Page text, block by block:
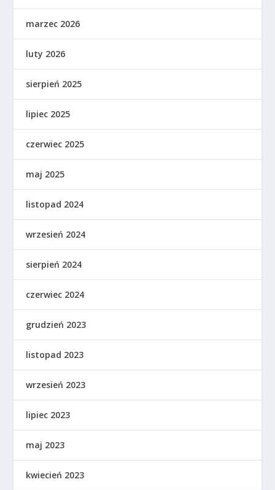
marzec 2026
luty 2026
sierpień 2025
lipiec 2025
czerwiec 2025
maj 2025
listopad 2024
wrzesień 2024
sierpień 2024
czerwiec 2024
grudzień 2023
listopad 2023
wrzesień 2023
lipiec 2023
maj 2023
kwiecień 2023